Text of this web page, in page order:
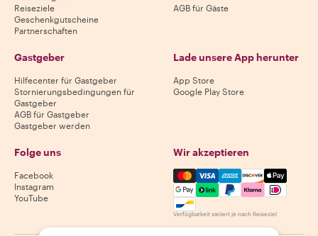
Reiseziele
Geschenkgutscheine
Partnerschaften
AGB für Gäste
Gastgeber
Hilfecenter für Gastgeber
Stornierungsbedingungen für
Gastgeber
AGB für Gastgeber
Gastgeber werden
Lade unsere App herunter
App Store
Google Play Store
Folge uns
Facebook
Instagram
YouTube
Wir akzeptieren
Mastercard, Visa, Amex,
Verfügbarkeit variiert je nach Reiseziel